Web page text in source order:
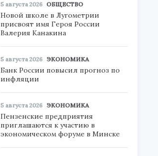
5 августа 2026 ОБЩЕСТВО
Новой школе в Лугометрии
присвоят имя Героя России
Валерия Канакина
5 августа 2026 ЭКОНОМИКА
Банк России повысил прогноз по
инфляции
5 августа 2026 ЭКОНОМИКА
Пензенские предприятия
приглашаются к участию в
экономическом форуме в Минске